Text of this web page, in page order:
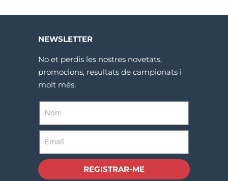
NEWSLETTER
No et perdis les nostres novetats,
promocions, resultats de campionats i
molt més.
REGISTRAR-ME